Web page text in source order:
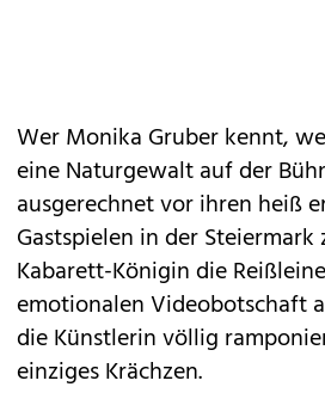
Wer Monika Gruber kennt,
eine Naturgewalt auf der
ausgerechnet vor ihren heiß
Gastspielen in der
Kabarett-Königin die
emotionalen Videobotschaft
die Künstlerin völlig
einziges Krächzen.